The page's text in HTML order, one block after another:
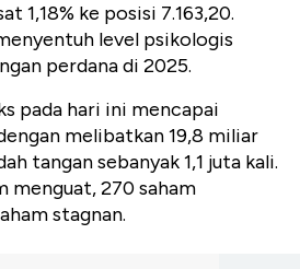
1,18% ke posisi 7.163,20.
level psikologis
perdana di 2025.
pada hari ini mencapai
melibatkan 19,8 miliar
tangan sebanyak 1,1 juta kali.
menguat, 270 saham
stagnan.